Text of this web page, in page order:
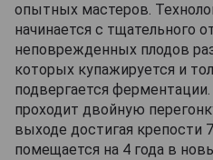
опытных мастеров.
начинается с тщательного
неповрежденных плодов
которых купажируется и
подвергается
проходит двойную
выходе достигая крепости
помещается на 4 года в